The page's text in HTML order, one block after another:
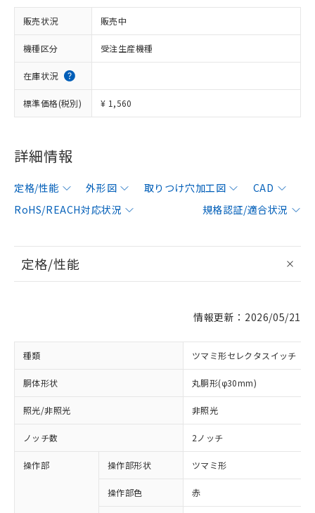
販売状況 販売中
機種区分 受注生産機種
在庫状況
標準価格(税別) ¥ 1,560
詳細情報
定格/性能 外形図 取りつけ穴加工図
CAD
RoHS/REACH対応状況
規格認証/適合状況
定格/性能
情報更新：2026/05/21
種類 ツマミ形セレクタスイッチ
胴体形状 丸胴形(φ30mm)
照光/非照光 非照光
ノッチ数 2ノッチ
操作部 操作部形状 ツマミ形
操作部色 赤